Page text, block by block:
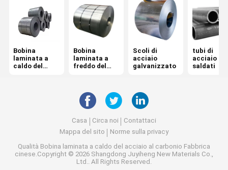
Bobina d'acciaio di PPGI
Grata d'acciaio galvanizzata
Lamiera di acciaio laminata a caldo
Piatto d'acciaio galvanizzato
Profilo d'acciaio galvanizzato
PPGI ha ondulato lo strato
fascio d'acciaio di h
Bobina
laminata a
caldo del
Bobina
laminata a
freddo del
Scoli di
acciaio
galvanizzato
tubi di
acciaio
saldati
Casa Circa noi
Contattaci
Mappa del sito
Norme sulla privacy
Qualità Bobina laminata a caldo del acciaio al carbonio Fabbrica
cinese.Copyright © 2026 Shangdong Juyiheng New Materials Co.,
Ltd.. All Rights Reserved.